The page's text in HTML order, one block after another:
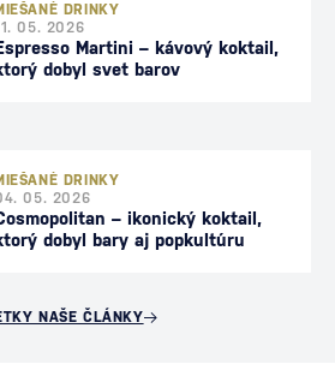
DRINKY
05. 2026
Martini – kávový koktail,
dobyl svet barov
DRINKY
05. 2026
– ikonický koktail,
dobyl bary aj popkultúru
NAŠE ČLÁNKY